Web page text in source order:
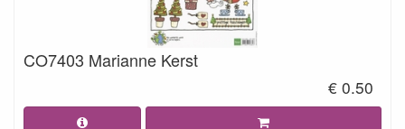
CO7403 Marianne Kerst
€ 0.50